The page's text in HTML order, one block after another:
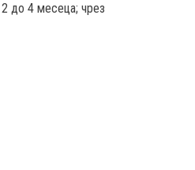
до 4 месеца; чрез